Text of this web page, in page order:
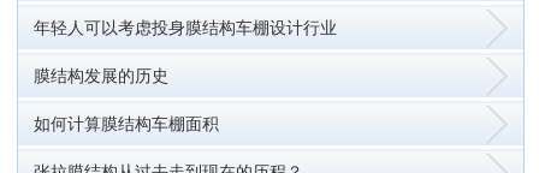
年轻人可以考虑投身膜结构车棚设计行业
膜结构发展的历史
如何计算膜结构车棚面积